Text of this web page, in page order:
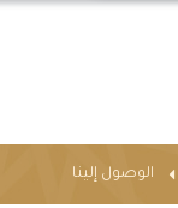
الوصول إلينا